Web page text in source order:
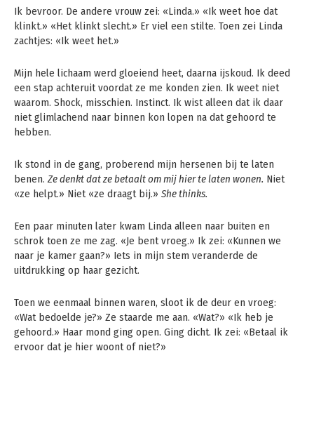
Ik bevroor. De andere vrouw zei: «Linda.» «Ik weet hoe dat
klinkt.» «Het klinkt slecht.» Er viel een stilte. Toen zei Linda
zachtjes: «Ik weet het.»
Mijn hele lichaam werd gloeiend heet, daarna ijskoud. Ik deed
een stap achteruit voordat ze me konden zien. Ik weet niet
waarom. Shock, misschien. Instinct. Ik wist alleen dat ik daar
niet glimlachend naar binnen kon lopen na dat gehoord te
hebben.
Ik stond in de gang, proberend mijn hersenen bij te laten
benen. Ze denkt dat ze betaalt om mij hier te laten wonen. Niet
«ze helpt.» Niet «ze draagt bij.» She thinks.
Een paar minuten later kwam Linda alleen naar buiten en
schrok toen ze me zag. «Je bent vroeg.» Ik zei: «Kunnen we
naar je kamer gaan?» Iets in mijn stem veranderde de
uitdrukking op haar gezicht.
Toen we eenmaal binnen waren, sloot ik de deur en vroeg:
«Wat bedoelde je?» Ze staarde me aan. «Wat?» «Ik heb je
gehoord.» Haar mond ging open. Ging dicht. Ik zei: «Betaal ik
ervoor dat je hier woont of niet?»